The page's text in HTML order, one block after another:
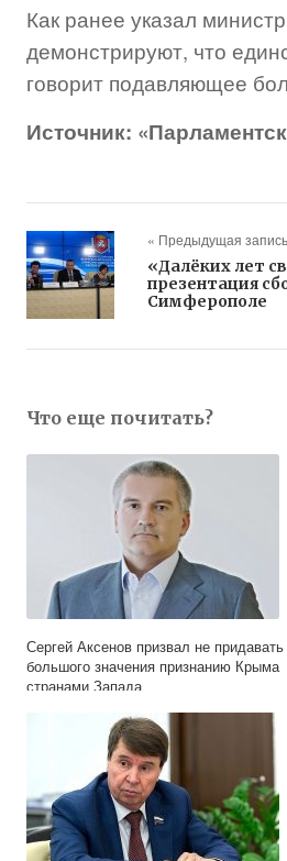
Как ранее указал
демонстрируют, что
говорит подавляющее
Источник:
« Предыдущая запись
«Далёких лет
презентация
Симферополе
Что еще почитать?
Сергей Аксенов призвал не придавать
большого значения признанию Крыма
странами Запада